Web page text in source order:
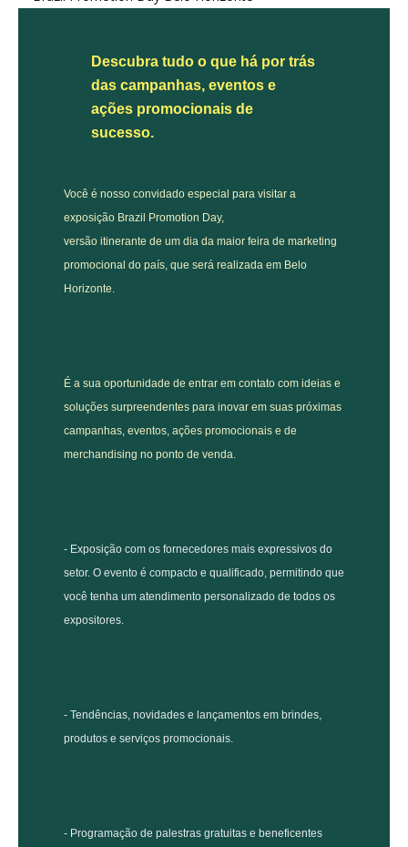
Descubra tudo o que há por trás
das campanhas, eventos e
ações promocionais de
sucesso.
Você é nosso convidado especial para visitar a
exposição Brazil Promotion Day,
versão itinerante de um dia da maior feira de marketing
promocional do país, que será realizada em Belo
Horizonte.
É a sua oportunidade de entrar em contato com ideias e
soluções surpreendentes para inovar em suas próximas
campanhas, eventos, ações promocionais e de
merchandising no ponto de venda.
- Exposição com os fornecedores mais expressivos do
setor. O evento é compacto e qualificado, permitindo que
você tenha um atendimento personalizado de todos os
expositores.
- Tendências, novidades e lançamentos em brindes,
produtos e serviços promocionais.
- Programação de palestras gratuitas e beneficentes